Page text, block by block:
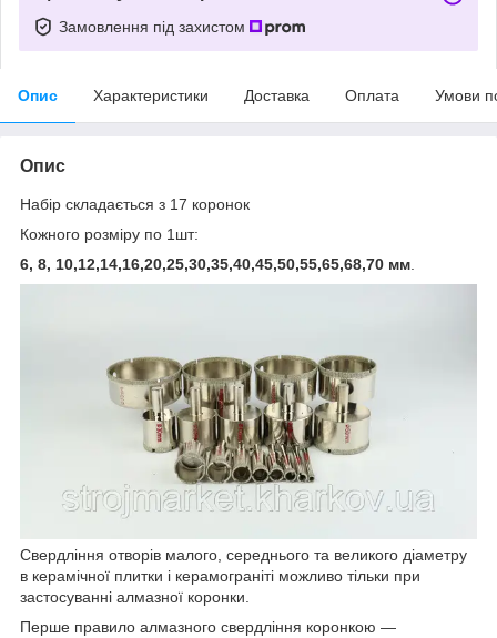
Замовлення під захистом
Опис Характеристики Доставка Оплата Умови
Опис
Набір складається з 17 коронок
Кожного розміру по 1шт:
6, 8, 10,12,14,16,20,25,30,35,40,45,50,55,65,68,70 мм
Свердління отворів малого, середнього та великого діаметру
в керамічної плитки і керамограніті можливо тільки при
застосуванні алмазної коронки.
Перше правило алмазного свердління коронкою —